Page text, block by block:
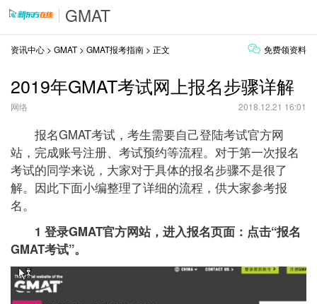
GMAT
资讯中心 > GMAT> GMAT报考指南 > 正文 免费领资料
2019年GMAT考试网上报名步骤详解
网络 2018.12.21 16:01
报名GMAT考试，考生需要自己登陆考试官方网
站，完成账号注册、考试预约等流程。对于第一次报名
考试的同学来说，大家对于具体的报名步骤不是很了
解。因此下面小编整理了详细的流程，供大家参考报
名。
1 登录GMAT官方网站，进入报名页面：点击“报名
GMAT考试”。